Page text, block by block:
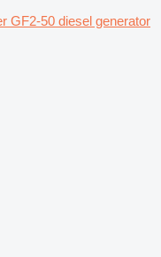
GF2-50 diesel generator